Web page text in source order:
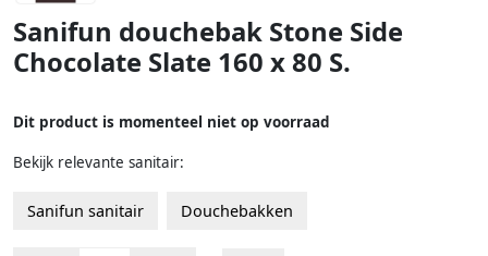
Sanifun douchebak Stone Side
Chocolate Slate 160 x 80 S.
Dit product is momenteel niet op voorraad
Bekijk relevante sanitair:
Sanifun sanitair Douchebakken